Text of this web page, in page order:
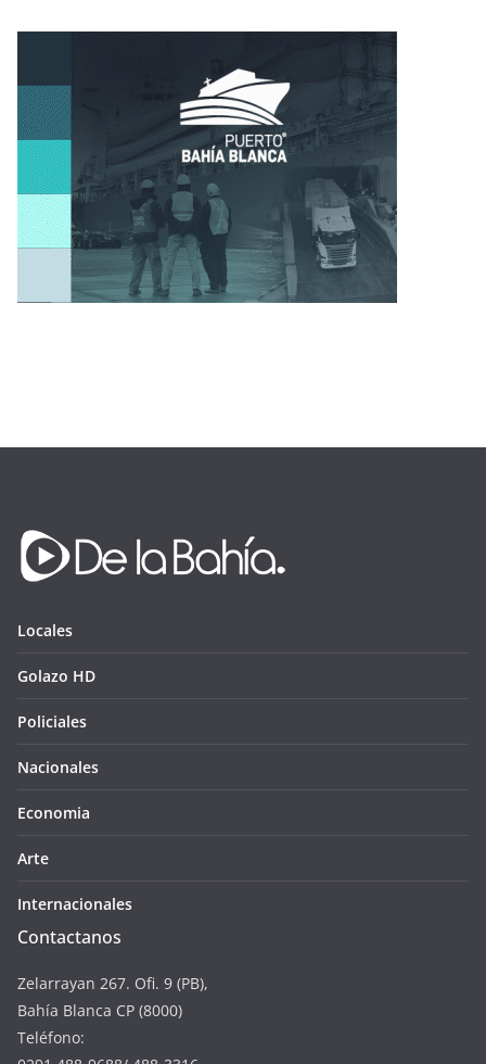
Locales
Golazo HD
Policiales
Nacionales
Economia
Arte
Internacionales
Contactanos
Zelarrayan 267. Ofi. 9 (PB),
Bahía Blanca CP (8000)
Teléfono: